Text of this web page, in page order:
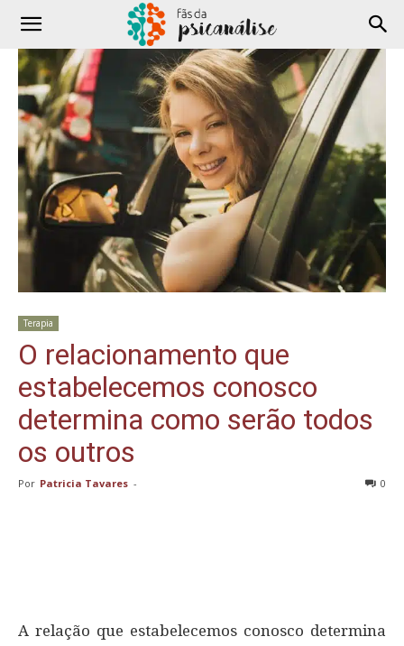
Terapia
O relacionamento que
estabelecemos conosco
determina como serão todos
os outros
Por Patricia Tavares - 0
A relação que estabelecemos conosco determina